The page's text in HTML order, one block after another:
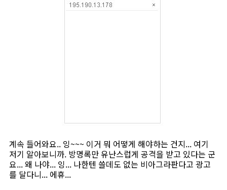
계속 들어와요.. 잉~~~ 이거 뭐 어떻게 해야하는 건지... 여기
저기 알아보니까. 방명록만 유난스럽게 공격을 받고 있다는 군
요... 왜 나야... 잉... 나한텐 쓸데도 없는 비아그라판다고 광고
를 달다니... 에휴...